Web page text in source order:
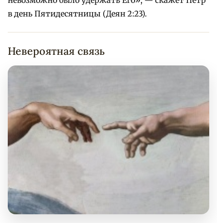
в день Пятидесятницы (Деян 2:23).
Невероятная связь